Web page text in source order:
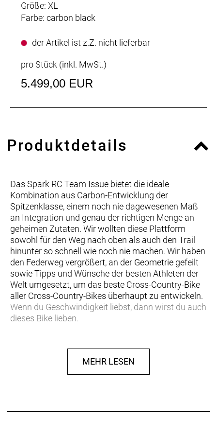
Größe: XL
Farbe: carbon black
der Artikel ist z.Z. nicht lieferbar
pro Stück (inkl. MwSt.)
5.499,00 EUR
Produktdetails
Das Spark RC Team Issue bietet die ideale
Kombination aus Carbon-Entwicklung der
Spitzenklasse, einem noch nie dagewesenen Maß
an Integration und genau der richtigen Menge an
geheimen Zutaten. Wir wollten diese Plattform
sowohl für den Weg nach oben als auch den Trail
hinunter so schnell wie noch nie machen. Wir haben
den Federweg vergrößert, an der Geometrie gefeilt
sowie Tipps und Wünsche der besten Athleten der
Welt umgesetzt, um das beste Cross-Country-Bike
aller Cross-Country-Bikes überhaupt zu entwickeln.
Wenn du Geschwindigkeit liebst, dann wirst du auch
dieses Bike lieben.
vorherige Ankündigung geändert werden
Rahmen: Spark RC Carbon HMF, Integrated
MEHR LESEN